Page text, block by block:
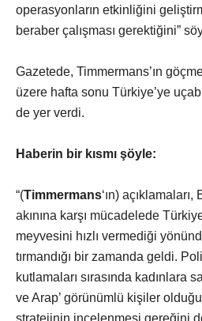
operasyonların etkinliğini
beraber çalışması gerektiğini”
Gazetede, Timmermans’ın
üzere hafta sonu Türkiye’ye
de yer verdi.
Haberin bir kısmı şöyle:
“(Timmermans‘ın)
akınına karşı mücadelede
meyvesini hızlı vermediği
tırmandığı bir zamanda geldi.
kutlamaları sırasında kadınlara
ve Arap’ görünümlü kişiler